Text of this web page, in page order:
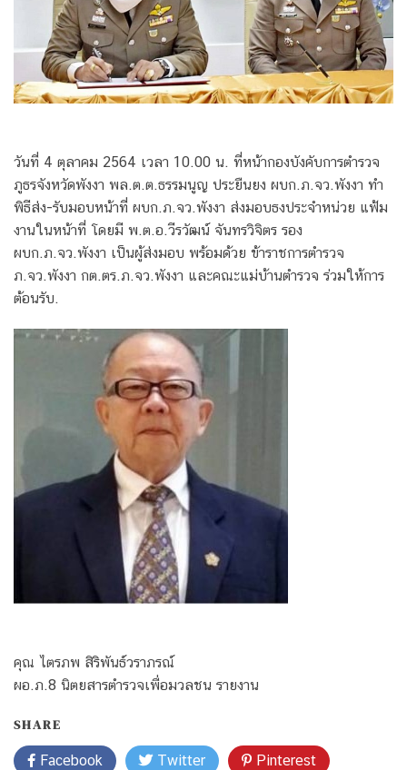
วันที่ 4 ตุลาคม 2564 เวลา 10.00 น. ที่หน้ากองบังคับการตำรวจ
ภูธรจังหวัดพังงา พล.ต.ต.ธรรมนูญ ประยืนยง ผบก.ภ.จว.พังงา ทำ
พิธีส่ง-รับมอบหน้าที่ ผบก.ภ.จว.พังงา ส่งมอบธงประจำหน่วย แฟ้ม
งานในหน้าที่ โดยมี พ.ต.อ.วีรวัฒน์ จันทรวิจิตร รอง
ผบก.ภ.จว.พังงา เป็นผู้ส่งมอบ พร้อมด้วย ข้าราชการตำรวจ
ภ.จว.พังงา กต.ตร.ภ.จว.พังงา และคณะแม่บ้านตำรวจ ร่วมให้การ
ต้อนรับ.
คุณ ไตรภพ สิริพันธ์วราภรณ์
ผอ.ภ.8 นิตยสารตำรวจเพื่อมวลชน รายงาน
SHARE
Facebook Twitter Pinterest